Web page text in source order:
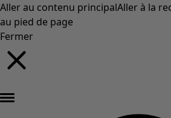
Aller au contenu principalAller à la
au pied de page
Fermer